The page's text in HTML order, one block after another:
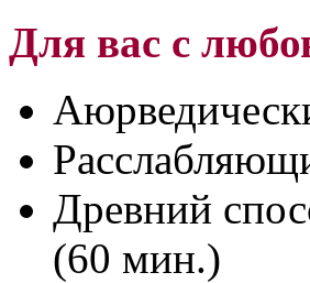
Для вас с
Древний
(60 мин.)